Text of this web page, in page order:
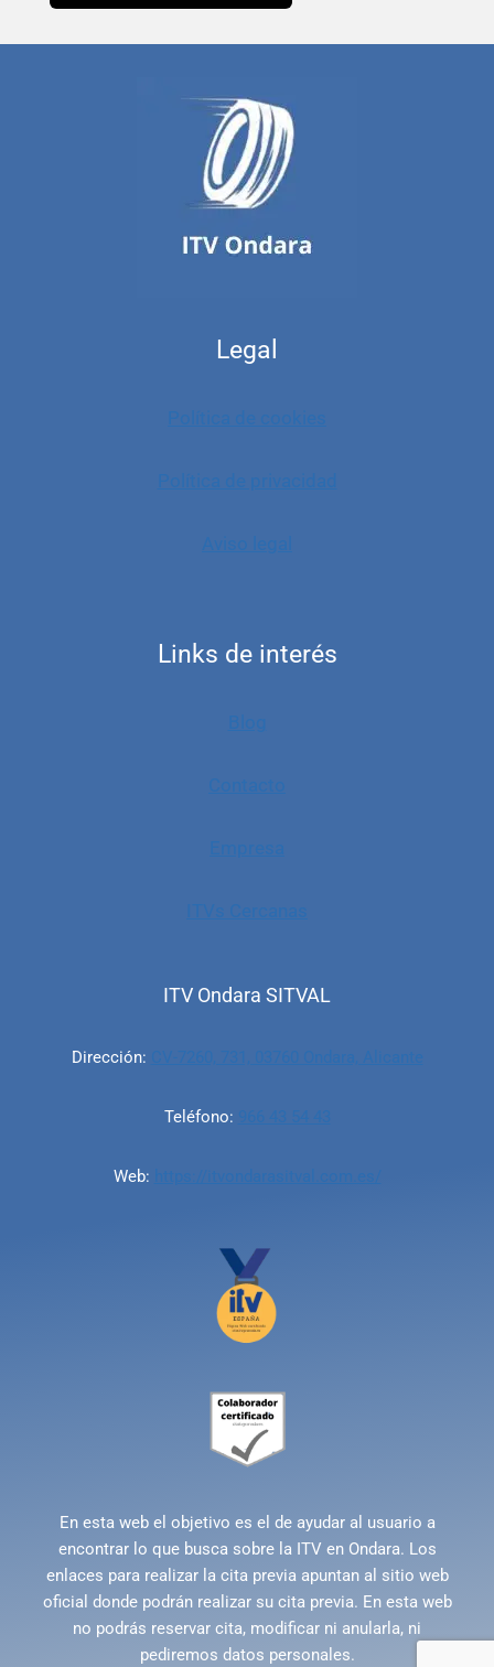
Legal
Links de interés
ITV Ondara SITVAL
Dirección:
Teléfono:
Web:
En esta web el objetivo es el de ayudar al usuario a
encontrar lo que busca sobre la ITV en Ondara. Los
enlaces para realizar la cita previa apuntan al sitio web
oficial donde podrán realizar su cita previa. En esta web
no podrás reservar cita, modificar ni anularla, ni
pediremos datos personales.